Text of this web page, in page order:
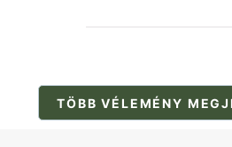
TÖBB VÉLEMÉNY